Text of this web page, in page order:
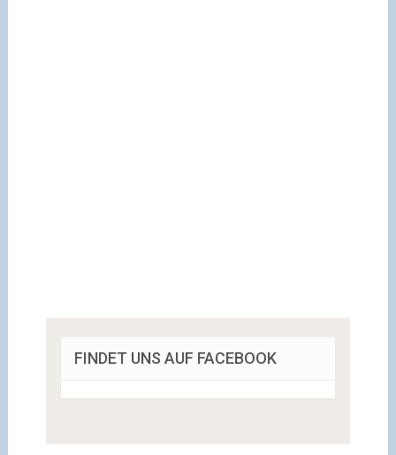
FINDET UNS AUF FACEBOOK